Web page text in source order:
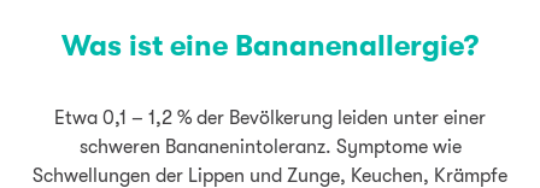
Was ist eine Bananenallergie?
Etwa 0,1 – 1,2 % der Bevölkerung leiden unter einer
schweren Bananenintoleranz. Symptome wie
Schwellungen der Lippen und Zunge, Keuchen, Krämpfe